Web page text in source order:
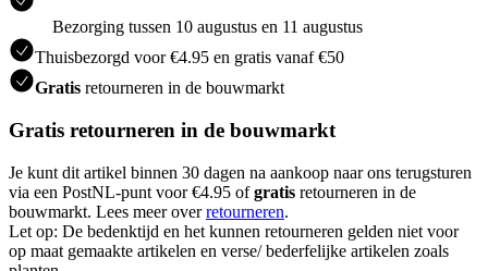
Bezorging tussen 10 augustus en 11 augustus
Thuisbezorgd voor €4.95 en gratis vanaf €50
Gratis retourneren in de bouwmarkt
Gratis retourneren in de bouwmarkt
Je kunt dit artikel binnen 30 dagen na aankoop naar ons terugsturen
via een PostNL-punt voor €4.95 ofgratis retourneren in de
bouwmarkt. Lees meer overretourneren.
Let op: De bedenktijd en het kunnen retourneren gelden niet voor
op maat gemaakte artikelen en verse/ bederfelijke artikelen zoals